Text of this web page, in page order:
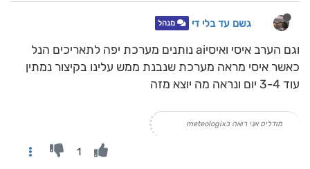
גשם עד בלי די מנהל
וגם הערב איסי ואיסיai נותנים מערכת יפה לתאריכים הנל
כאשר איסי מראה מערכת שנבנת ממש עלינו בקיצור נמתין
עוד 3-4 יום ונראה מה יוצא מזה
מודלים אני רואה בmeteologix
1